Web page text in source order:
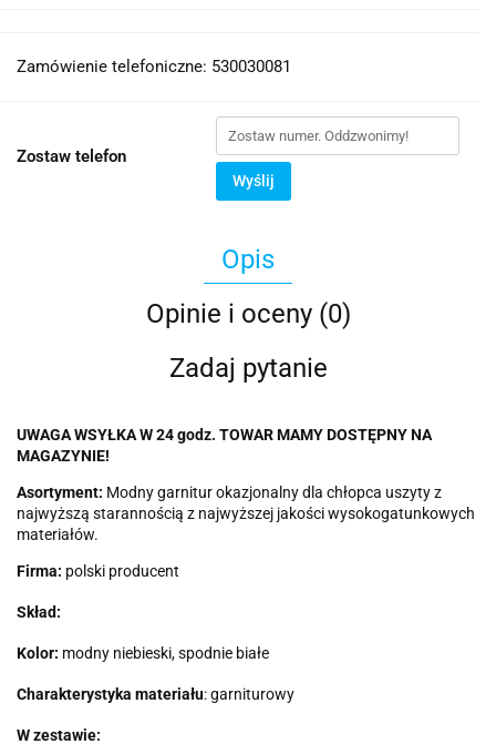
Zamówienie telefoniczne: 530030081
Zostaw telefon
Wyślij
Opis
Opinie i oceny (0)
Zadaj pytanie
UWAGA WSYŁKA W 24 godz. TOWAR MAMY DOSTĘPNY NA
MAGAZYNIE!
Asortyment: Modny garnitur okazjonalny dla chłopca uszyty z
najwyższą starannością z najwyższej jakości wysokogatunkowych
materiałów.
Firma: polski producent
Skład:
Kolor: modny niebieski, spodnie białe
Charakterystyka materiału: garniturowy
W zestawie: